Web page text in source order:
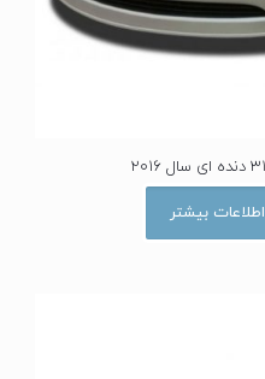
اطلاعات بیشتر